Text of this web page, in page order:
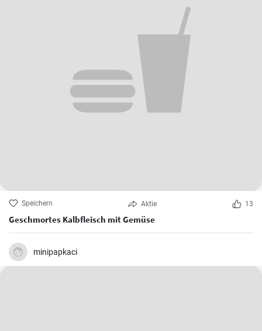
Speichern Aktie 13
Geschmortes Kalbfleisch mit Gemüse
minipapkaci